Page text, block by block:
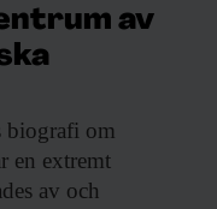
av
biografi om
en extremt
av och